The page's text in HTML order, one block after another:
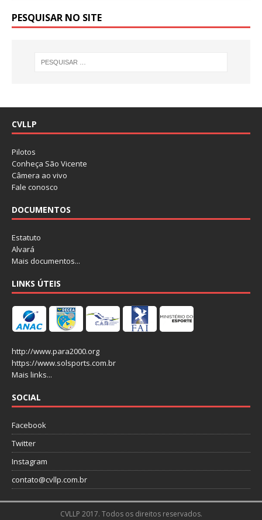
PESQUISAR NO SITE
CVLLP
Pilotos
Conheça São Vicente
Câmera ao vivo
Fale conosco
DOCUMENTOS
Estatuto
Alvará
Mais documentos...
LINKS ÚTEIS
http://www.para2000.org
https://www.solsports.com.br
Mais links...
SOCIAL
Facebook
Twitter
Instagram
contato@cvllp.com.br
CVLLP 2017. Todos os direitos reservados.